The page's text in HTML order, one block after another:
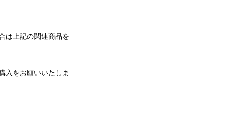
は上記の関連商品を
入をお願いいたしま